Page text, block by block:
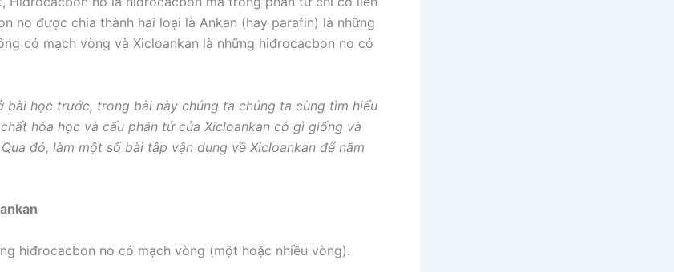
no được chia thành hai loại là Ankan (hay parafin) là những
có mạch vòng và Xicloankan là những hiđrocacbon no có
bài học trước, trong bài này chúng ta chúng ta cùng tìm hiểu
hóa học và cấu phân tử của Xicloankan có gì giống và
đó, làm một số bài tập vận dụng về Xicloankan để nắm
hiđrocacbon no có mạch vòng (một hoặc nhiều vòng).